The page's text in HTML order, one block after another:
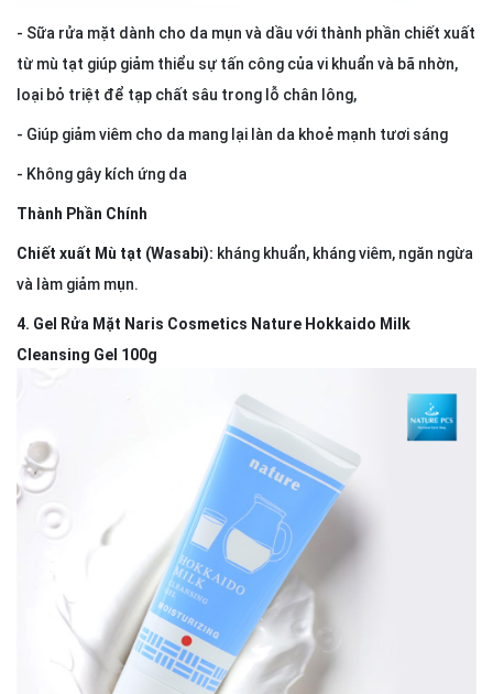
- Sữa rửa mặt dành cho da mụn và dầu với thành phần chiết xuất
từ mù tạt giúp giảm thiểu sự tấn công của vi khuẩn và bã nhờn,
loại bỏ triệt để tạp chất sâu trong lỗ chân lông,
- Giúp giảm viêm cho da mang lại làn da khoẻ mạnh tươi sáng
- Không gây kích ứng da
Thành Phần Chính
Chiết xuất Mù tạt (Wasabi): kháng khuẩn, kháng viêm, ngăn ngừa
và làm giảm mụn.
4. Gel Rửa Mặt Naris Cosmetics Nature Hokkaido Milk
Cleansing Gel 100g